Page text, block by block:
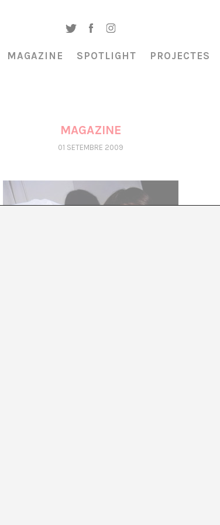
MAGAZINE SPOTLIGHT PROJECTES
MAGAZINE
01 SETEMBRE 2009
de los media en Suecia durante los
de una de las facultades de Bellas
sanitario en relación a los intentos de
gente hasta que la policía se la lleva al
de que todo ha sido una ficción para
casos de intentos de suicidio. El proyecto